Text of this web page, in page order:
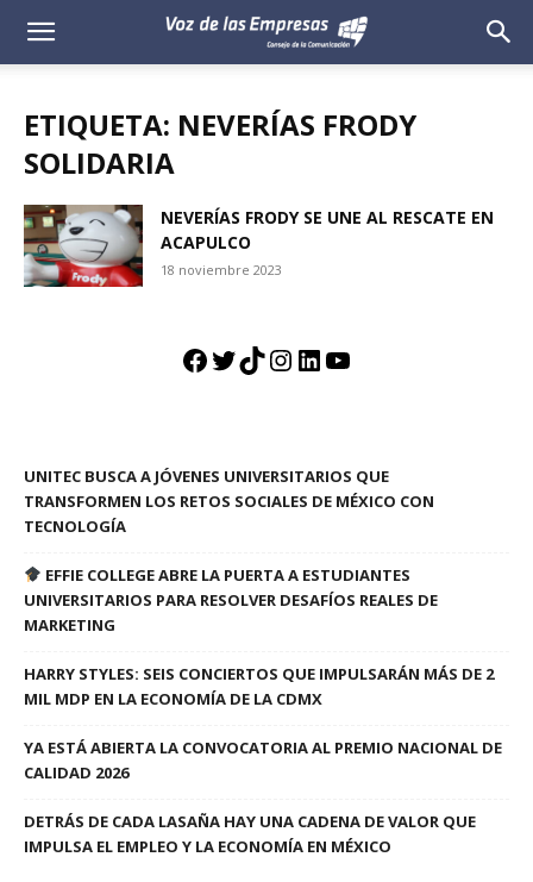
Voz
Empresas
ETIQUETA: NEVERÍAS FRODY
SOLIDARIA
NEVERÍAS FRODY SE UNE AL RESCATE EN
ACAPULCO
18 noviembre 2023
Facebook
Twitter
TikTok
Instagram
LinkedIn
YouTube
UNITEC BUSCA A JÓVENES UNIVERSITARIOS QUE
TRANSFORMEN LOS RETOS SOCIALES DE MÉXICO CON
TECNOLOGÍA
EFFIE COLLEGE ABRE LA PUERTA A ESTUDIANTES
UNIVERSITARIOS PARA RESOLVER DESAFÍOS REALES DE
MARKETING
HARRY STYLES: SEIS CONCIERTOS QUE IMPULSARÁN MÁS DE 2
MIL MDP EN LA ECONOMÍA DE LA CDMX
YA ESTÁ ABIERTA LA CONVOCATORIA AL PREMIO NACIONAL DE
CALIDAD 2026
DETRÁS DE CADA LASAÑA HAY UNA CADENA DE VALOR QUE
IMPULSA EL EMPLEO Y LA ECONOMÍA EN MÉXICO